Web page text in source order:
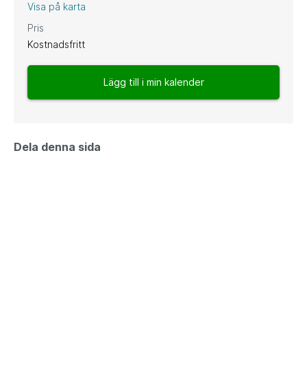
Visa på karta
Pris
Kostnadsfritt
Lägg till i min kalender
Dela denna sida